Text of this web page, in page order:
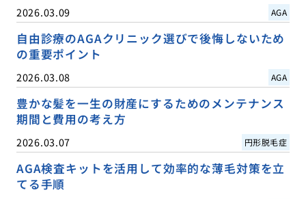
2026.03.09 AGA
自由診療のAGAクリニック選びで後悔しないため
の重要ポイント
2026.03.08 AGA
豊かな髪を一生の財産にするためのメンテナンス
期間と費用の考え方
2026.03.07 円形脱毛症
AGA検査キットを活用して効率的な薄毛対策を立
てる手順